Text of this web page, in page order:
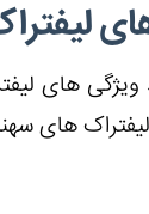
ویژگی های
های سهند